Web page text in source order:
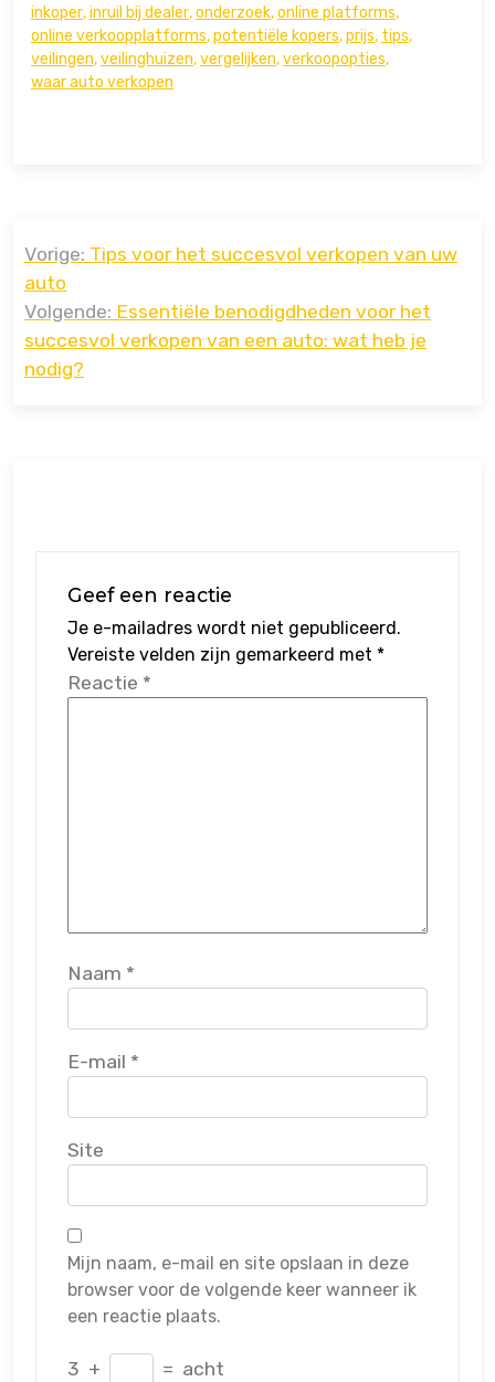
inkoper,inruil bij dealer,onderzoek,online platforms,
online verkoopplatforms,potentiële kopers,prijs, tips,
veilingen,veilinghuizen,vergelijken,verkoopopties,
waar auto verkopen
navigatie
Vorige: Tips voor het succesvol verkopen van uw
auto
Volgende: Essentiële benodigdheden voor het
succesvol verkopen van een auto: wat heb je
nodig?
Geef een reactie
Je e-mailadres wordt niet gepubliceerd.
Vereiste velden zijn gemarkeerd met *
Reactie *
Naam *
E-mail *
Site
Mijn naam, e-mail en site opslaan in deze
browser voor de volgende keer wanneer ik
een reactie plaats.
3 + = acht